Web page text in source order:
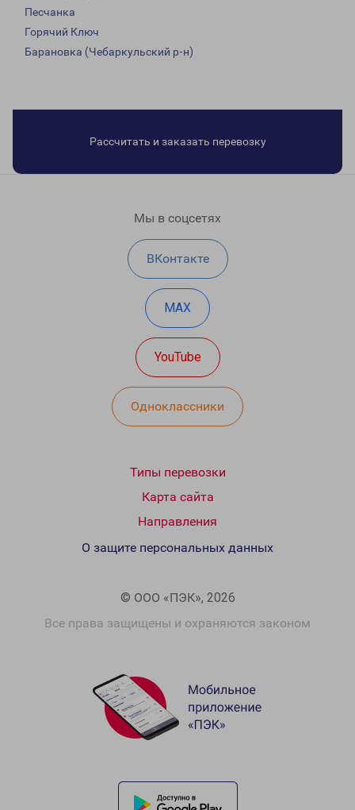
Песчанка
Горячий Ключ
Барановка (Чебаркульский р-н)
Рассчитать и заказать перевозку
Мы в соцсетях
ВКонтакте
MAX
YouTube
Одноклассники
Типы перевозки
Карта сайта
Направления
© ООО «ПЭК», 2026
Все права защищены и охраняются законом
О защите персональных данных